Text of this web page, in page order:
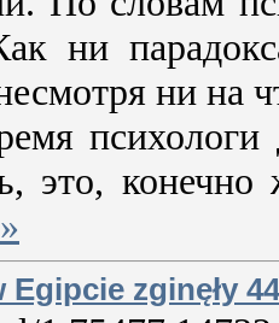
ни
ни на
это,
zginęły